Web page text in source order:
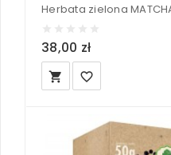
Herbata zielona
38,00 zł
local_grocery_store favorite_border